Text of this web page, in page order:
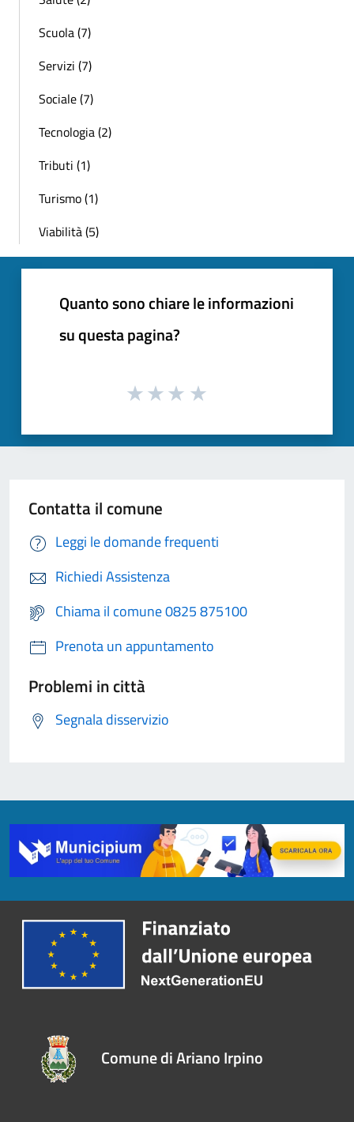
Scuola (7)
Servizi (7)
Sociale (7)
Tecnologia (2)
Tributi (1)
Turismo (1)
Viabilità (5)
Quanto sono chiare le informazioni
su questa pagina?
Contatta il comune
Leggi le domande frequenti
Richiedi Assistenza
Chiama il comune 0825 875100
Prenota un appuntamento
Problemi in città
Segnala disservizio
Comune di Ariano Irpino